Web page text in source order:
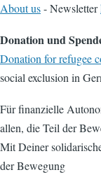
About us- Newsletter
Donation und
Donation for refugee
social exclusion in
Für finanzielle
allen, die Teil der
Mit Deiner
der Bewegung